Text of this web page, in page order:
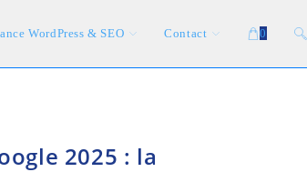
WordPress & SEO Contact 0
2025 : la